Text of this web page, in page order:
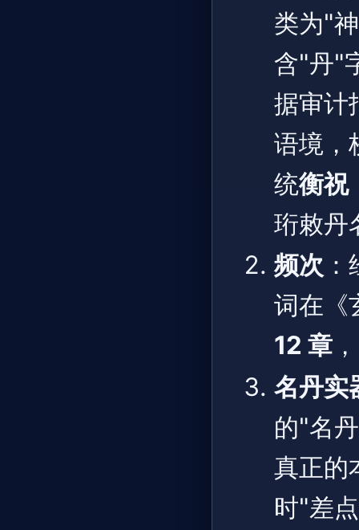
类为"
含"丹"
据审计
语境，
统衡祝
珩敕丹
频次
词在《
12 章
名丹实
的"名
真正的
时"差